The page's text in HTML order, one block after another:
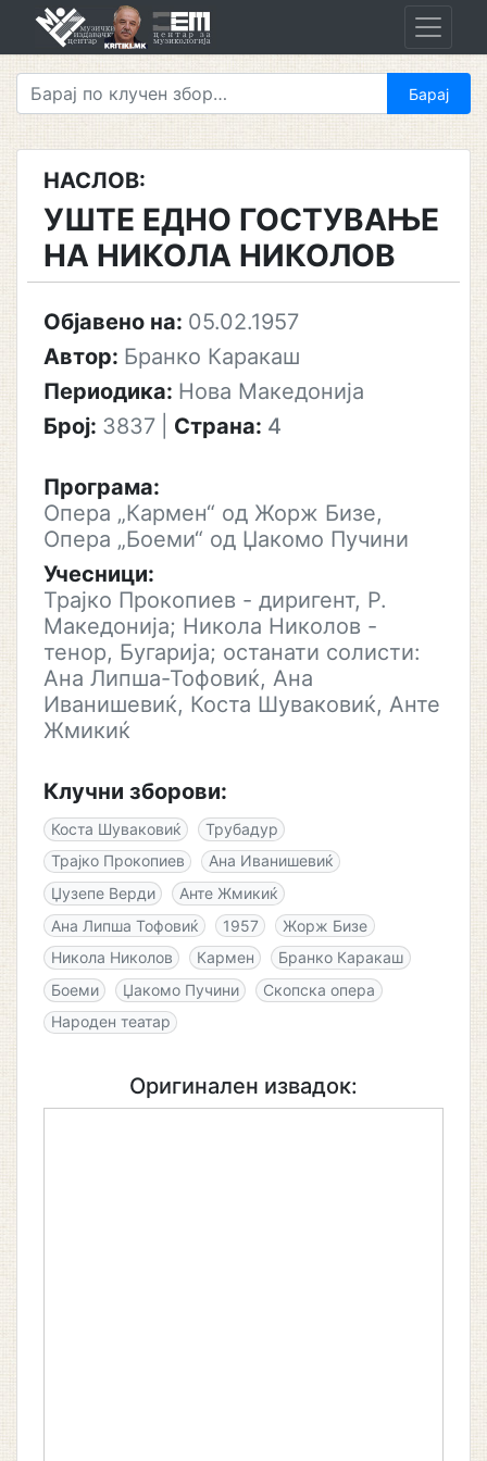
НАСЛОВ:
УШТЕ ЕДНО ГОСТУВАЊЕ
НА НИКОЛА НИКОЛОВ
Објавено на: 05.02.1957
Автор: Бранко Каракаш
Периодика: Нова Македонија
Број: 3837 Страна: 4
Програма:
Опера „Кармен“ од Жорж Бизе,
Опера „Боеми“ од Џакомо Пучини
Учесници:
Трајко Прокопиев - диригент, Р.
Македонија; Никола Николов -
тенор, Бугарија; останати солисти:
Ана Липша-Тофовиќ, Ана
Иванишевиќ, Коста Шуваковиќ, Анте
Жмикиќ
Клучни зборови:
Коста Шуваковиќ
Трубадур
Трајко Прокопиев
Ана Иванишевиќ
Џузепе Верди
Анте Жмикиќ
Ана Липша Тофовиќ
1957
Жорж Бизе
Никола Николов
Кармен
Бранко Каракаш
Боеми
Џакомо Пучини
Скопска опера
Народен театар
Оригинален извадок: